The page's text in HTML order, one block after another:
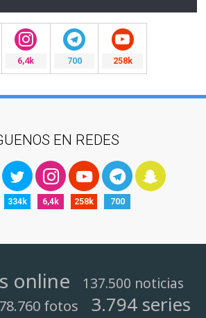
6,4k 700 258k
EN REDES
334k 6,4k 258k 700
online 137.500 noticias
fotos 3.794 series